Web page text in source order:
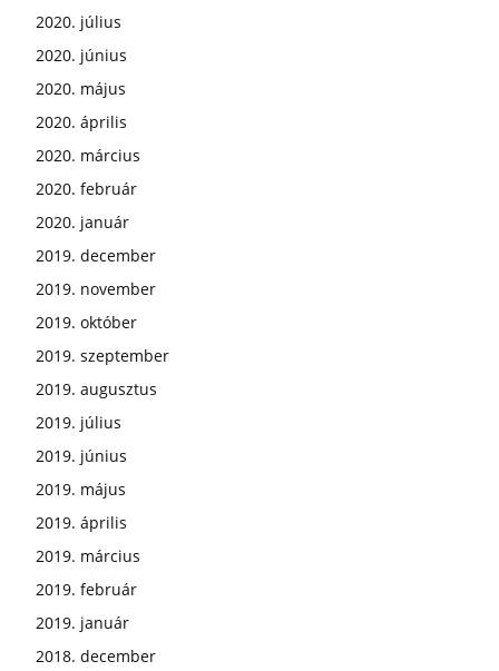
2020. július
2020. június
2020. május
2020. április
2020. március
2020. február
2020. január
2019. december
2019. november
2019. október
2019. szeptember
2019. augusztus
2019. július
2019. június
2019. május
2019. április
2019. március
2019. február
2019. január
2018. december